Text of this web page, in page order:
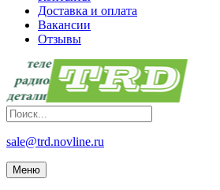
Доставка и оплата
Вакансии
Отзывы
sale@trd.novline.ru
Меню